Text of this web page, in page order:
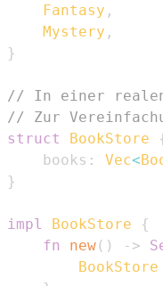
Fantasy ,
Mystery ,
}
// In einer realen
// Zur
struct
BookStore
    books
: Vec<
}
impl BookStore
{
fn
new( ) ->
BookStore